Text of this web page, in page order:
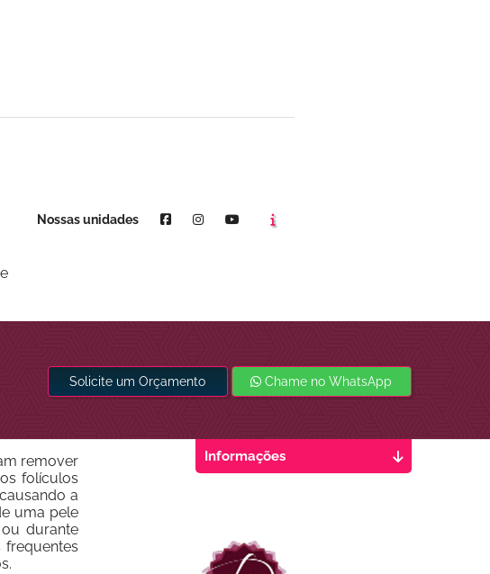
Nossas unidades Youtube
Solicite um Orçamento Chame no WhatsApp
remover
folículos
a
uma pele
durante
Informações